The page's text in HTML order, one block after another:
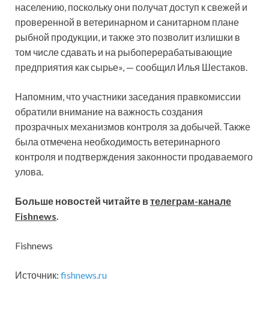
населению, поскольку они получат доступ к свежей и
проверенной в ветеринарном и санитарном плане
рыбной продукции, и также это позволит излишки в
том числе сдавать и на рыбоперерабатывающие
предприятия как сырье», — сообщил Илья Шестаков.
Напомним, что участники заседания правкомиссии
обратили внимание на важность создания
прозрачных механизмов контроля за добычей. Также
была отмечена необходимость ветеринарного
контроля и подтверждения законности продаваемого
улова.
Больше новостей читайте втелеграм-канале
Fishnews
Fishnews
Источник: fishnews.ru